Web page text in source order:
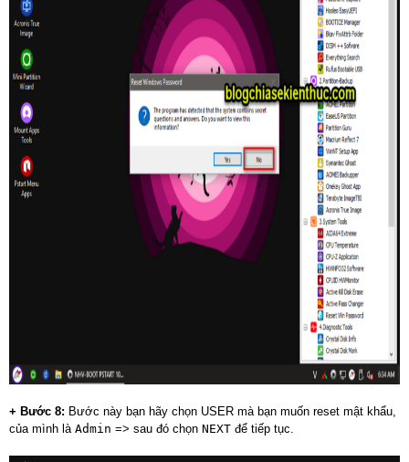
+ Bước 8: Bước này bạn hãy chọn USER mà bạn muốn reset mật khẩu,
của mình là Admin => sau đó chọn NEXT để tiếp tục.